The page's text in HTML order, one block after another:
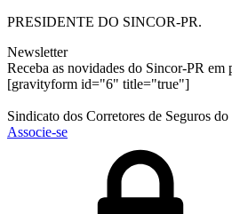
PRESIDENTE DO SINCOR-PR.
Newsletter
Receba as novidades do Sincor-PR
[gravityform id="6" title="true"]
Sindicato dos Corretores de Seguros do
Associe-se